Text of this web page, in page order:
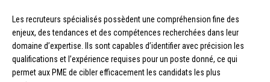
Les recruteurs spécialisés possèdent une compréhension fine des
enjeux, des tendances et des compétences recherchées dans leur
domaine d’expertise. Ils sont capables d’identifier avec précision les
qualifications et l’expérience requises pour un poste donné, ce qui
permet aux PME de cibler efficacement les candidats les plus